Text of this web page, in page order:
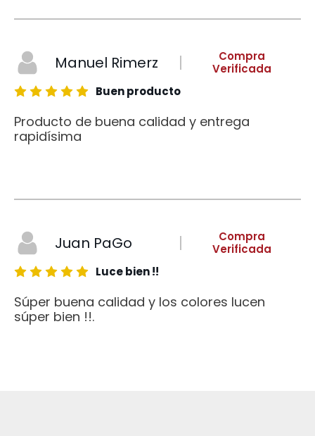
Manuel Rimerz
Compra
Verificada
Buen producto
Producto de buena calidad y entrega
rapidísima
Juan PaGo
Compra
Verificada
Luce bien !!
Súper buena calidad y los colores lucen
súper bien !!.